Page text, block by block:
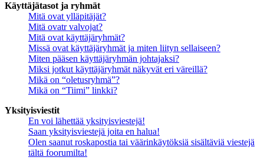
Käyttäjätasot ja ryhmät
Mitä ovat ylläpitäjät?
Mitä ovatr valvojat?
Mitä ovat käyttäjäryhmät?
Missä ovat käyttäjäryhmät ja miten liityn sellaiseen?
Miten pääsen käyttäjäryhmän johtajaksi?
Miksi jotkut käyttäjäryhmät näkyvät eri väreillä?
Mikä on “oletusryhmä”?
Mikä on “Tiimi” linkki?
Yksityisviestit
En voi lähettää yksityisviestejä!
Saan yksityisviestejä joita en halua!
Olen saanut roskapostia tai väärinkäytöksiä sisältäviä viestejä
tältä foorumilta!